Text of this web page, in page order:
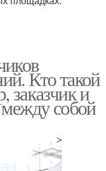
Кто такой
заказчик и
собой